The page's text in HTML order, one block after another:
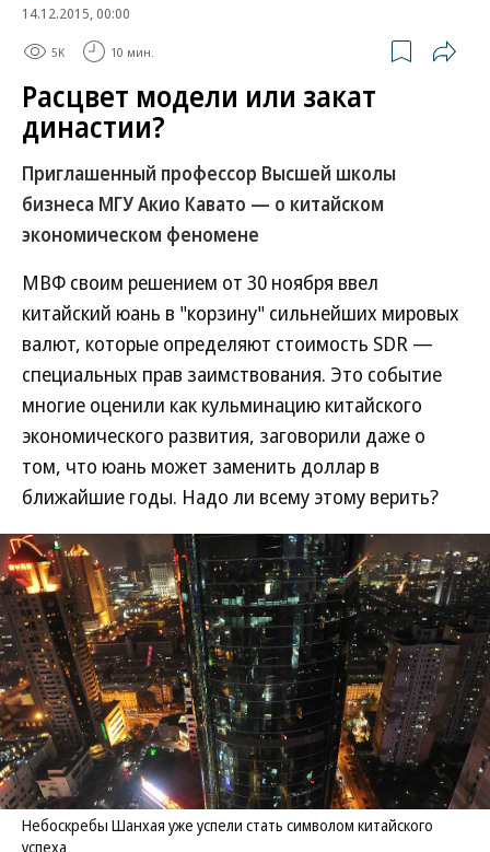
14.12.2015, 00:00
5K 10 мин.
Расцвет модели или закат
династии?
Приглашенный профессор Высшей школы
бизнеса МГУ Акио Кавато — о китайском
экономическом феномене
МВФ своим решением от 30 ноября ввел
китайский юань в "корзину" сильнейших мировых
валют, которые определяют стоимость SDR —
специальных прав заимствования. Это событие
многие оценили как кульминацию китайского
экономического развития, заговорили даже о
том, что юань может заменить доллар в
ближайшие годы. Надо ли всему этому верить?
Небоскребы Шанхая уже успели стать символом китайского
успеха